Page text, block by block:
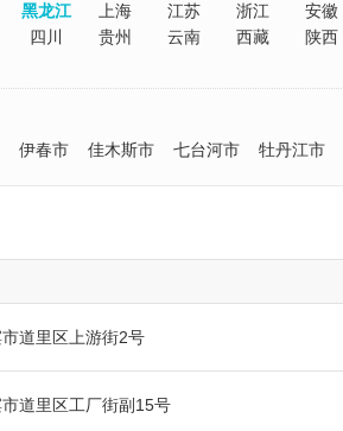
黑龙江 上海 江苏 浙江 安徽
四川 贵州 云南 西藏 陕西
伊春市 佳木斯市 七台河市 牡丹江市
道里区上游街2号
道里区工厂街副15号